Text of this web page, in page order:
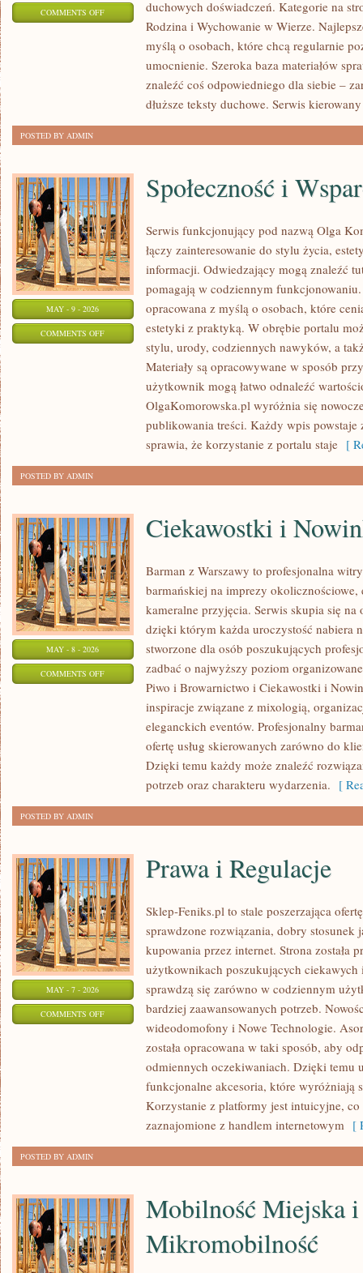
COMMENTS OFFON
REFLEKSJE
duchowych doświadczeń. Kategorie na
Rodzina i Wychowanie w Wierze.
myślą o osobach, które chcą regularnie
umocnienie. Szeroka baza materiałów
znaleźć coś odpowiedniego dla siebie –
dłuższe teksty duchowe. Serwis
POSTED BY ADMIN
MAY - 9 - 2026
COMMENTS OFFON
SPOŁECZNOŚĆ
Społeczność i
Serwis funkcjonujący pod nazwą Olga
łączy zainteresowanie do stylu życia,
informacji. Odwiedzający mogą znaleźć
pomagają w codziennym funkcjonowaniu.
opracowana z myślą o osobach, które
estetyki z praktyką. W obrębie portalu
stylu, urody, codziennych nawyków, a
Materiały są opracowywane w sposób
użytkownik mogą łatwo odnaleźć
OlgaKomorowska.pl wyróżnia się
publikowania treści. Każdy wpis powstaje
sprawia, że korzystanie z portalu staje [
POSTED BY ADMIN
MAY - 8 - 2026
COMMENTS OFFON
CIEKAWOSTKI
Ciekawostki i
Barman z Warszawy to profesjonalna
barmańskiej na imprezy okolicznościowe,
kameralne przyjęcia. Serwis skupia się
dzięki którym każda uroczystość nabiera
stworzone dla osób poszukujących
zadbać o najwyższy poziom
Piwo i Browarnictwo i Ciekawostki i
inspiracje związane z mixologią,
eleganckich eventów. Profesjonalny
ofertę usług skierowanych zarówno do
Dzięki temu każdy może znaleźć
potrzeb oraz charakteru wydarzenia. [
POSTED BY ADMIN
MAY - 7 - 2026
COMMENTS OFFON
REGULACJE
Prawa i Regulacje
Sklep-Feniks.pl to stale poszerzająca
sprawdzone rozwiązania, dobry stosunek
kupowania przez internet. Strona została
użytkownikach poszukujących
sprawdzą się zarówno w codziennym
bardziej zaawansowanych potrzeb.
wideodomofony i Nowe Technologie.
została opracowana w taki sposób, aby
odmiennych oczekiwaniach. Dzięki temu
funkcjonalne akcesoria, które wyróżniają
Korzystanie z platformy jest intuicyjne,
zaznajomione z handlem internetowym [
POSTED BY ADMIN
Mobilność Miejska i
Mikromobilność